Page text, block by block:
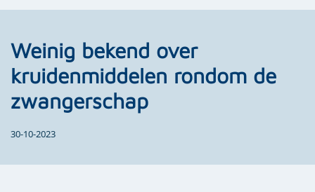
Weinig bekend over
kruidenmiddelen rondom de
zwangerschap
30-10-2023